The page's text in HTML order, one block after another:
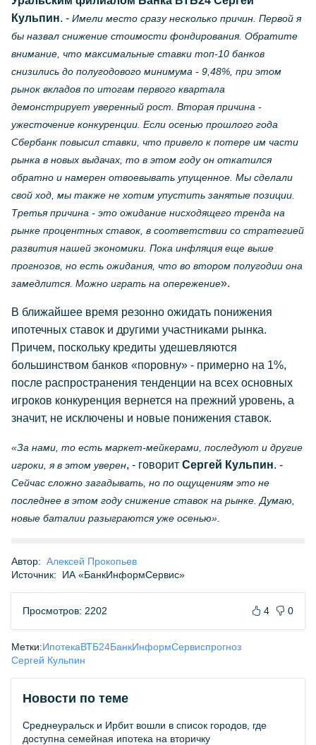
Кульпин. - Имели место сразу несколько причин. Первой я
бы назвал снижение стоимости фондирования. Обратите
внимание, что максимальные ставки топ-10 банков
снизились до полугодового минимума - 9,48%, при этом
рынок вкладов по итогам первого квартала
демонстрирует уверенный рост. Вторая причина -
ужесточение конкуренции. Если осенью прошлого года
Сбербанк повысил ставки, что привело к потере им части
рынка в новых выдачах, то в этом году он откатился
обратно и намерен отвоевывать упущенное. Мы сделали
свой ход, мы также не хотим упустить занятые позиции.
Третья причина - это ожидание нисходящего тренда на
рынке процентных ставок, в соответствии со стратегией
развития нашей экономики. Пока инфляция еще выше
прогнозов, но есть ожидания, что во втором полугодии она
замедлится. Можно играть на опережение».
В ближайшее время резонно ожидать понижения
ипотечных ставок и другими участниками рынка.
Причем, поскольку кредиты удешевляются
большинством банков «поровну» - примерно на 1%,
после распространения тенденции на всех основных
игроков конкуренция вернется на прежний уровень, а
значит, не исключены и новые понижения ставок.
«За нами, то есть маркет-мейкерами, последуют и другие
игроки, я в этом уверен, - говорит Сергей Кульпин. -
Сейчас сложно загадывать, но по ощущениям это не
последнее в этом году снижение ставок на рынке. Думаю,
новые баталии разыграются уже осенью».
Автор: Алексей Прокопьев
Источник:
ИА «БанкИнформСервис»
Просмотров: 2202 4 0
Метки:ИпотекаВТБ24БанкИнформСервиспрогноз
Сергей Кульпин
Новости по теме
Среднеуральск и Ирбит вошли в список городов, где
доступна семейная ипотека на вторичку